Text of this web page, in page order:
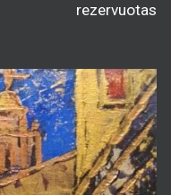
rezervuotas